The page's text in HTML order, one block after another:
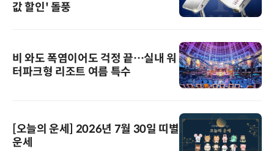
값 할인' 돌풍
비 와도 폭염이어도 걱정 끝…실내 워
터파크형 리조트 여름 특수
[오늘의 운세] 2026년 7월 30일 띠별
운세